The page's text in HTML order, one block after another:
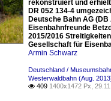
rekonstruiert und
DR 052 134-4
Deutsche Bahn AG
Eisenbahnfreunde
2015/2016
Gesellschaft für
Armin Schwarz
Deutschland /
Westerwaldbahn (Aug.
 409 1400x1472 Px,